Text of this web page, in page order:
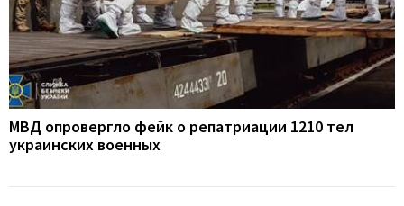
МВД опровергло фейк о репатриации 1210 тел
украинских военных